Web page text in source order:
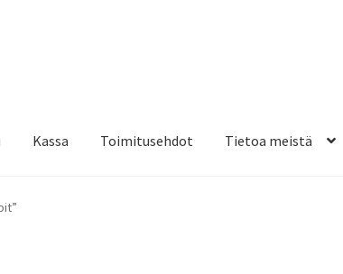
Kassa Toimitusehdot Tietoa meistä
& teippausten poisto